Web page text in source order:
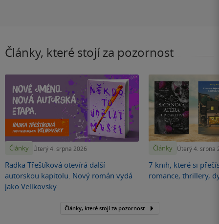
Články, které stojí za pozornost
Články Úterý 4. srpna 2026
Radka Třeštíková otevírá další
autorskou kapitolu. Nový román vydá
jako Velikovsky
Články Úterý 4. srpna
7 knih, které si
romance, thrillery,
Články, které stojí za pozornost